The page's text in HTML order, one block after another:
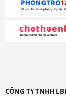
CÔNG TY TNHH